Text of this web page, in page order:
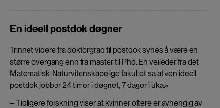
En ideell postdok døgner
Trinnet videre fra doktorgrad til postdok synes å være en
større overgang enn fra master til Phd. En veileder fra det
Matematisk-Naturvitenskapelige fakultet sa at «en ideell
postdok jobber 24 timer i døgnet, 7 dager i uka.»
‒ Tidligere forskning viser at kvinner oftere er avhengig av